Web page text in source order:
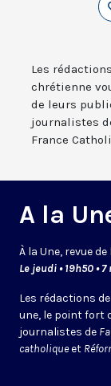
Les
chrétienne
de leurs
journalistes
France
A la
À la Une, revue
Le jeudi • 19h50 •
Les rédactions
une, le point fort
journalistes de
catholiqueet